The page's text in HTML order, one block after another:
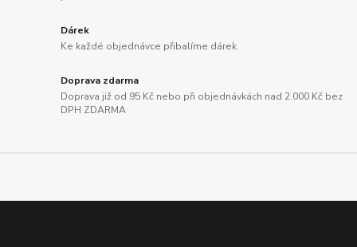
Dárek
Ke každé objednávce přibalíme dárek
Doprava zdarma
Doprava již od 95 Kč nebo při objednávkách nad 2.000 Kč bez
DPH ZDARMA